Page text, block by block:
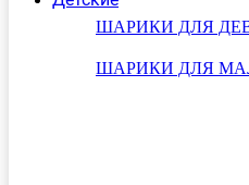
ШАРИКИ ДЛЯ
ШАРИКИ ДЛЯ